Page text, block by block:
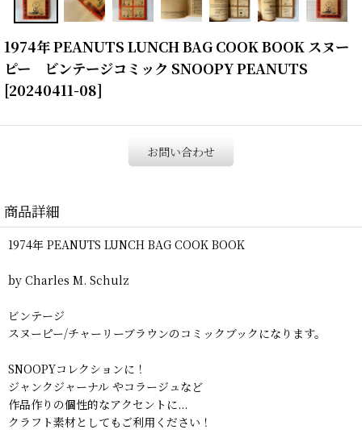
1974年 PEANUTS LUNCH BAG COOK BOOK スヌー
ピー ビンテージコミック SNOOPY PEANUTS
[20240411-08]
お問い合わせ
商品詳細
1974年 PEANUTS LUNCH BAG COOK BOOK
by Charles M. Schulz
ビンテージ
スヌーピー/チャーリーブラウンのコミックブックになります。
SNOOPYコレクションに！
ジャンクジャーナル やコラージュなど
作品作りの個性的なアクセントに...
クラフト素材としてもご利用ください！